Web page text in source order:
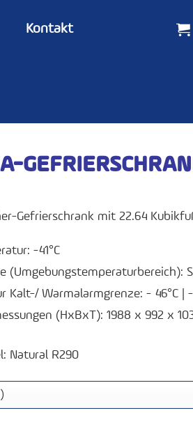
Kontakt
Gefrierschrank mit 22.64
-41°C
(Umgebungstemperaturbereich):
Kalt-/ Warmalarmgrenze: - 46°C | -
(HxBxT): 1988 x 992 x
Natural R290